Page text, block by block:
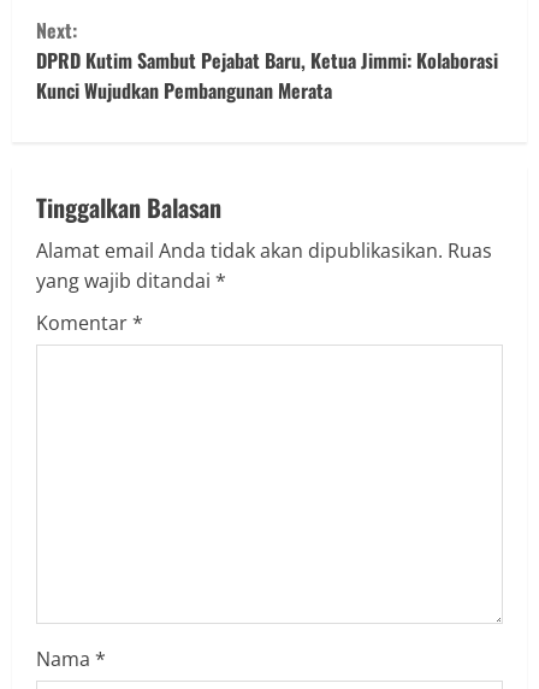
Next:
‎DPRD Kutim Sambut Pejabat Baru, Ketua Jimmi: Kolaborasi
Kunci Wujudkan Pembangunan Merata
Tinggalkan Balasan
Alamat email Anda tidak akan dipublikasikan. Ruas
yang wajib ditandai *
Komentar*
Nama *